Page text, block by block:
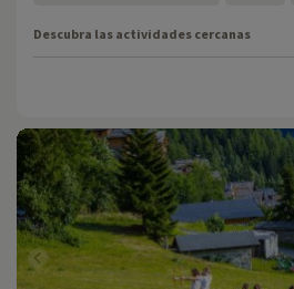
Descubra las actividades cercanas